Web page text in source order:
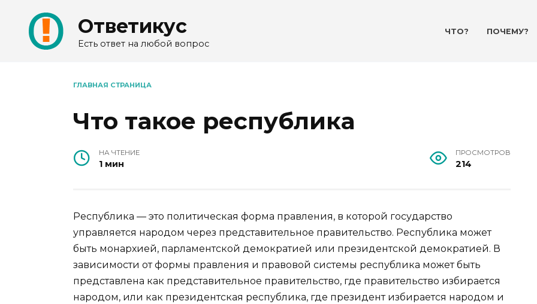
содержанию
Ответикус
Есть ответ на любой вопрос
ЧТО? ПОЧЕМУ?
ГЛАВНАЯ СТРАНИЦА
Что такое республика
НА ЧТЕНИЕ
1 мин
ПРОСМОТРОВ
214
Республика — это политическая форма правления, в которой государство
управляется народом через представительное правительство. Республика может
быть монархией, парламентской демократией или президентской демократией. В
зависимости от формы правления и правовой системы республика может быть
представлена как представительное правительство, где правительство избирается
народом, или как президентская республика, где президент избирается народом и